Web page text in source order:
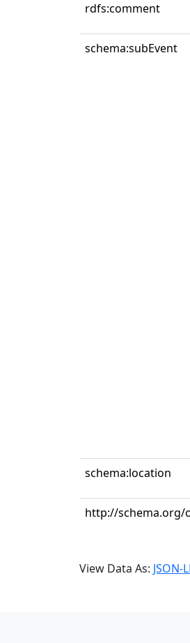
rdfs:comment
schema:subEvent
schema:location
http://schema.org/
View Data As: JSON-